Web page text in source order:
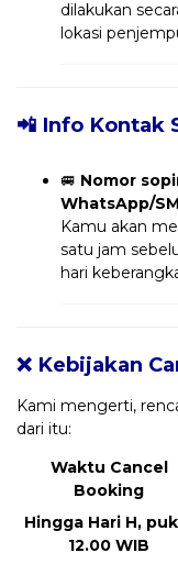
dilakukan
lokasi
📲 Info Kontak
🚐 Nomor
WhatsApp/
Kamu akan
satu jam
hari
❌ Kebijakan
Kami mengerti,
dari itu:
Waktu Cancel
Booking
Hingga Hari H,
12.00 WIB